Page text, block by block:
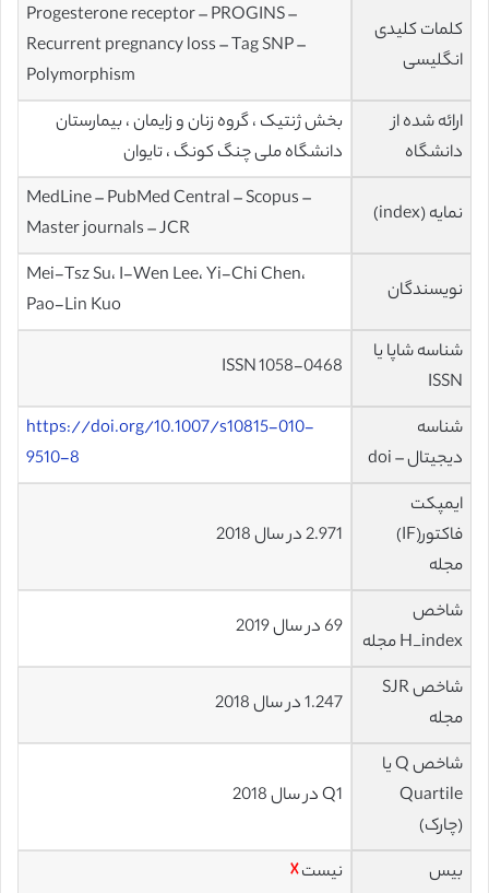
کلمات کلیدی
انگلیسی
Progesterone receptor – PROGINS –
Recurrent pregnancy loss – Tag SNP –
Polymorphism
ارائه شده از
دانشگاه
بخش ژنتیک ، گروه زنان و زایمان ، بیمارستان
دانشگاه ملی چنگ کونگ ، تایوان
نمایه (index)
MedLine – PubMed Central – Scopus –
Master journals – JCR
نویسندگان
Mei-Tsz Su، I-Wen Lee، Yi-Chi Chen،
Pao-Lin Kuo
شناسه شاپا یا
ISSN
ISSN 1058-0468
شناسه
دیجیتال – doi
https://doi.org/10.1007/s10815-010-
9510-8
ایمپکت
فاکتور(IF)
مجله
2.971 در سال 2018
شاخص
H_index مجله
69 در سال 2019
شاخص SJR
مجله
1.247 در سال 2018
شاخص Q یا
Quartile
(چارک)
Q1 در سال 2018
بیس نیست☓